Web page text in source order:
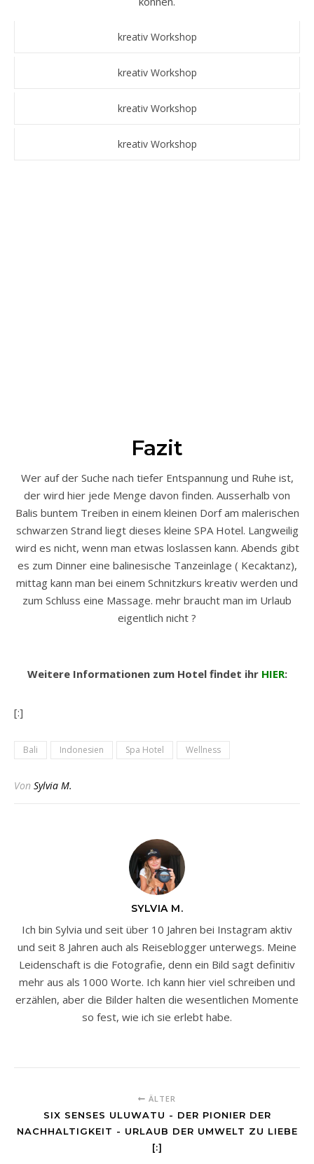
kreativ Workshop
kreativ Workshop
kreativ Workshop
kreativ Workshop
Fazit
Wer auf der Suche nach tiefer Entspannung und Ruhe ist,
der wird hier jede Menge davon finden. Ausserhalb von
Balis buntem Treiben in einem kleinen Dorf am malerischen
schwarzen Strand liegt dieses kleine SPA Hotel. Langweilig
wird es nicht, wenn man etwas loslassen kann. Abends gibt
es zum Dinner eine balinesische Tanzeinlage ( Kecaktanz),
mittag kann man bei einem Schnitzkurs kreativ werden und
zum Schluss eine Massage. mehr braucht man im Urlaub
eigentlich nicht ?
Weitere Informationen zum Hotel findet ihr HIER:
[:]
Bali Indonesien Spa Hotel Wellness
Von Sylvia M.
SYLVIA M.
Ich bin Sylvia und seit über 10 Jahren bei Instagram aktiv
und seit 8 Jahren auch als Reiseblogger unterwegs. Meine
Leidenschaft is die Fotografie, denn ein Bild sagt definitiv
mehr aus als 1000 Worte. Ich kann hier viel schreiben und
erzählen, aber die Bilder halten die wesentlichen Momente
so fest, wie ich sie erlebt habe.
ÄLTER
SIX SENSES ULUWATU - DER PIONIER DER
NACHHALTIGKEIT - URLAUB DER UMWELT ZU LIEBE
[:]